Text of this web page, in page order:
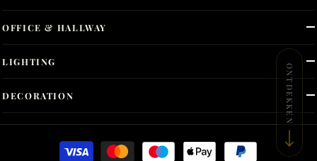
OFFICE & HALLWAY
LIGHTING
DECORATION ONTDEKKEN